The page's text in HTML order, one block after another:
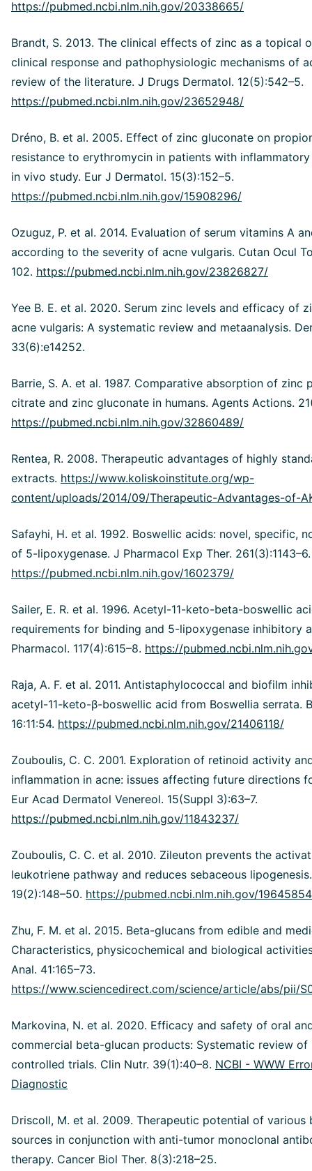
https://pubmed.ncbi.nlm.nih.gov/20338665/
Brandt, S. 2013. The clinical effects of zinc as a topical
clinical response and pathophysiologic mechanisms of
review of the literature. J Drugs Dermatol. 12(5):542–5.
https://pubmed.ncbi.nlm.nih.gov/23652948/
Dréno, B. et al. 2005. Effect of zinc gluconate on
resistance to erythromycin in patients with
in vivo study. Eur J Dermatol. 15(3):152–5.
https://pubmed.ncbi.nlm.nih.gov/15908296/
Ozuguz, P. et al. 2014. Evaluation of serum vitamins A
according to the severity of acne vulgaris. Cutan Ocul
102. https://pubmed.ncbi.nlm.nih.gov/23826827/
Yee B. E. et al. 2020. Serum zinc levels and efficacy of
acne vulgaris: A systematic review and metaanalysis.
33(6):e14252.
Barrie, S. A. et al. 1987. Comparative absorption of zinc
citrate and zinc gluconate in humans. Agents Actions.
https://pubmed.ncbi.nlm.nih.gov/32860489/
Rentea, R. 2008. Therapeutic advantages of highly
extracts. https://www.koliskoinstitute.org/wp-
content/uploads/2014/09/Therapeutic-Advantages-of-
Safayhi, H. et al. 1992. Boswellic acids: novel, specific,
of 5-lipoxygenase. J Pharmacol Exp Ther. 261(3):1143–6.
https://pubmed.ncbi.nlm.nih.gov/1602379/
Sailer, E. R. et al. 1996. Acetyl-11-keto-beta-boswellic
requirements for binding and 5-lipoxygenase inhibitory
Pharmacol. 117(4):615–8. https://
Raja, A. F. et al. 2011. Antistaphylococcal and biofilm
acetyl-11-keto-β-boswellic acid from Boswellia serrata.
16:11:54. https://pubmed.ncbi.nlm.nih.gov/21406118/
Zouboulis, C. C. 2001. Exploration of retinoid activity
inflammation in acne: issues affecting future directions
Eur Acad Dermatol Venereol. 15(Suppl 3):63–7.
https://pubmed.ncbi.nlm.nih.gov/11843237/
Zouboulis, C. C. et al. 2010. Zileuton prevents the
leukotriene pathway and reduces sebaceous
19(2):148–50. https://pubmed.ncbi.nlm.nih.gov/
Zhu, F. M. et al. 2015. Beta-glucans from edible and
Characteristics, physicochemical and biological
Anal. 41:165–73.
https://www.sciencedirect.com/science/article/abs/pii/
Markovina, N. et al. 2020. Efficacy and safety of oral
commercial beta-glucan products: Systematic review of
controlled trials. Clin Nutr. 39(1):40–8. NCBI - WWW
Diagnostic
Driscoll, M. et al. 2009. Therapeutic potential of various
sources in conjunction with anti-tumor monoclonal
therapy. Cancer Biol Ther. 8(3):218–25.